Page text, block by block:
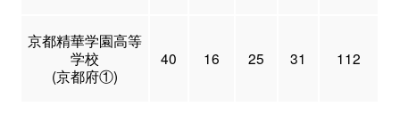
京都精華学園高等
学校
(京都府①)
40 16 25 31 112